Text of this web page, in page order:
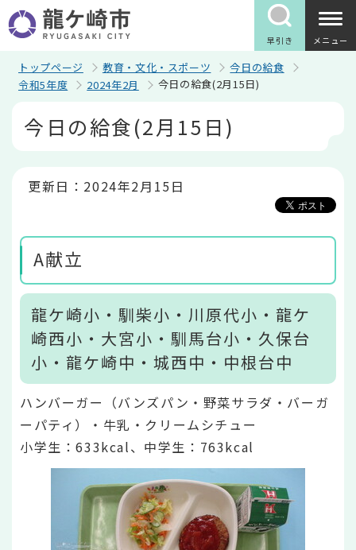
の
ペ
早引き メニュー
トップページ 教育・文化・スポーツ
今日の給食
令和5年度
2024年2月 今日の給食(2月15日)
今日の給食(2月15日)
更新日：2024年2月15日
A献立
龍ケ崎小・馴柴小・川原代小・龍ケ
崎西小・大宮小・馴馬台小・久保台
小・龍ケ崎中・城西中・中根台中
ハンバーガー（バンズパン・野菜サラダ・バーガ
ーパティ）・牛乳・クリームシチュー
小学生：633kcal、中学生：763kcal